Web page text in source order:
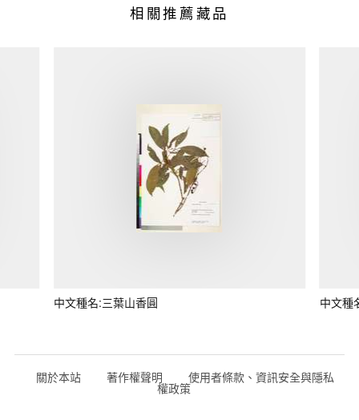
相關推薦藏品
中文種名:三葉山香圓 中文種
關於本站 著作權聲明 使用者條款、資訊安全與隱私
權政策